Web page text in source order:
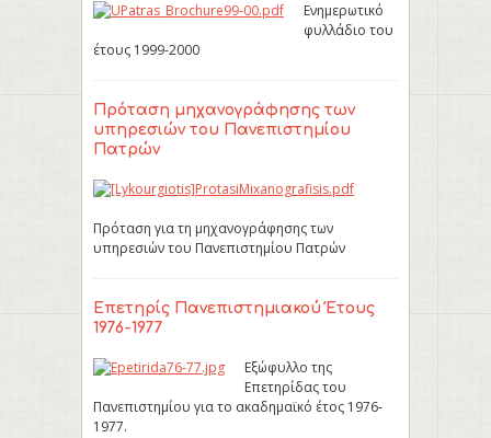
Ενημερωτικό
φυλλάδιο του
έτους 1999-2000
Πρόταση μηχανογράφησης των
υπηρεσιών του Πανεπιστημίου
Πατρών
Πρόταση για τη μηχανογράφησης των
υπηρεσιών του Πανεπιστημίου Πατρών
Επετηρίς Πανεπιστημιακού Έτους
1976-1977
Εξώφυλλο της
Επετηρίδας του
Πανεπιστημίου για το ακαδημαϊκό έτος 1976-
1977.